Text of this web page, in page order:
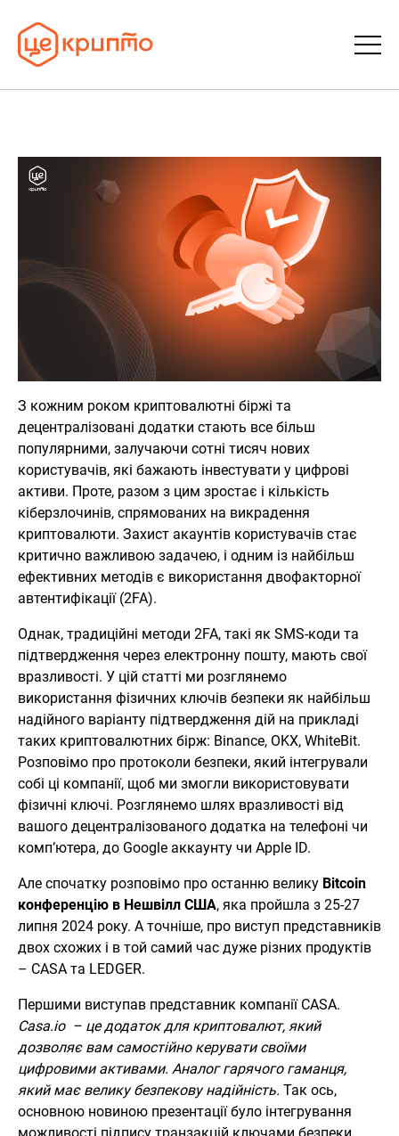
FAQ
Донати
Про ЦеКрипто
Увійти | Реєстрація
З кожним роком криптовалютні біржі та
децентралізовані додатки стають все більш
популярними, залучаючи сотні тисяч нових
користувачів, які бажають інвестувати у цифрові
активи. Проте, разом з цим зростає і кількість
кіберзлочинів, спрямованих на викрадення
криптовалюти. Захист акаунтів користувачів стає
критично важливою задачею, і одним із найбільш
ефективних методів є використання двофакторної
автентифікації (2FA).
Однак, традиційні методи 2FA, такі як SMS-коди та
підтвердження через електронну пошту, мають свої
вразливості. У цій статті ми розглянемо
використання фізичних ключів безпеки як найбільш
надійного варіанту підтвердження дій на прикладі
таких криптовалютних бірж: Binance, OKX, WhiteBit.
Розповімо про протоколи безпеки, який інтегрували
собі ці компанії, щоб ми змогли використовувати
фізичні ключі. Розглянемо шлях вразливості від
вашого децентралізованого додатка на телефоні чи
комп’ютера, до Google аккаунту чи Apple ID.
Але спочатку розповімо про останню велику Bitcoin
конференцію в Нешвілл США, яка пройшла з 25-27
липня 2024 року. А точніше, про виступ представників
двох схожих і в той самий час дуже різних продуктів
– CASA та LEDGER.
Першими виступав представник компанії CASA.
Casa.io – це додаток для криптовалют, який
дозволяє вам самостійно керувати своїми
цифровими активами. Аналог гарячого гаманця,
який має велику безпекову надійність. Так ось,
основною новиною презентації було інтегрування